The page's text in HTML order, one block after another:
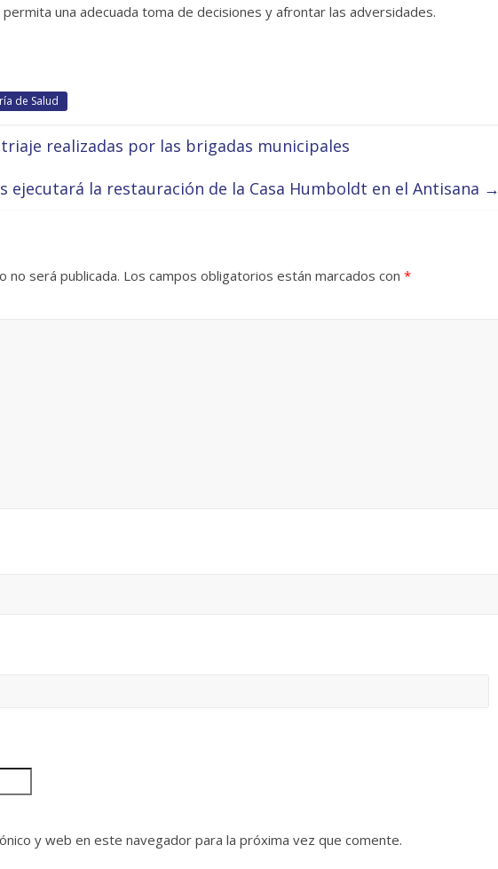
una adecuada toma de decisiones y afrontar las adversidades.
de Salud
realizadas por las brigadas municipales
ejecutará la restauración de la Casa Humboldt en el Antisana →
no será publicada. Los campos obligatorios están marcados con *
y web en este navegador para la próxima vez que comente.